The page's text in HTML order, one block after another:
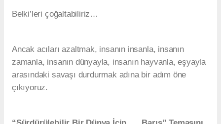
Belki’leri çoğaltabiliriz…
Ancak acıları azaltmak, insanın insanla, insanın
zamanla, insanın dünyayla, insanın hayvanla, eşyayla
arasındaki savaşı durdurmak adına bir adım öne
çıkıyoruz.